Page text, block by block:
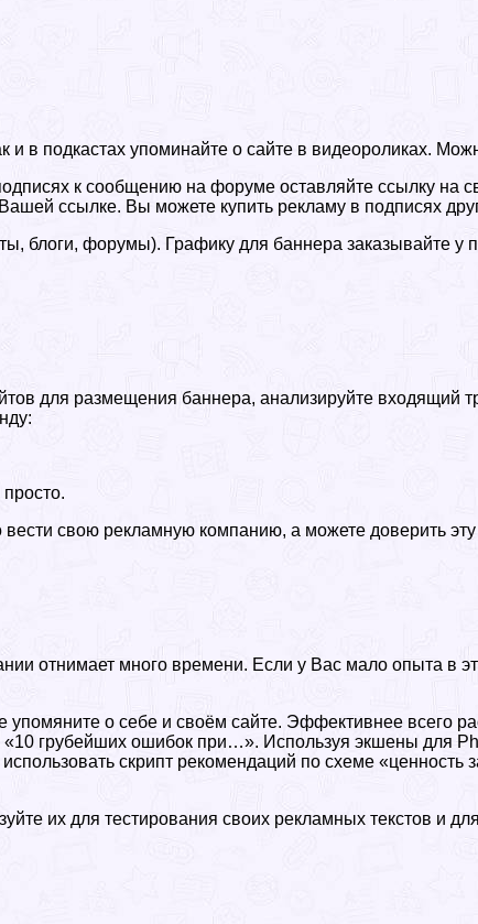
и в подкастах упоминайте о сайте в видеороликах.
к сообщению на форуме оставляйте ссылку на
ссылке. Вы можете купить рекламу в подписях
блоги, форумы). Графику для баннера заказывайте
для размещения баннера, анализируйте входящий
свою рекламную компанию, а можете доверить
отнимает много времени. Если у Вас мало опыта в
о себе и своём сайте. Эффективнее всего
грубейших ошибок при…». Используя экшены для
скрипт рекомендаций по схеме
их для тестирования своих рекламных текстов и